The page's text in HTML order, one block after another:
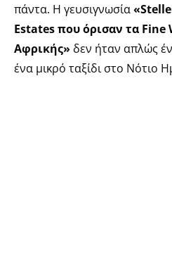
πάντα. Η γευσιγνωσία
Estates που όρισαν τα Fine
Αφρικής» δεν ήταν απλώς
ένα μικρό ταξίδι στο Νότιο